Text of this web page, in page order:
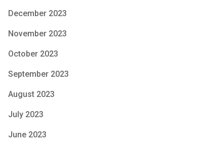
December 2023
November 2023
October 2023
September 2023
August 2023
July 2023
June 2023